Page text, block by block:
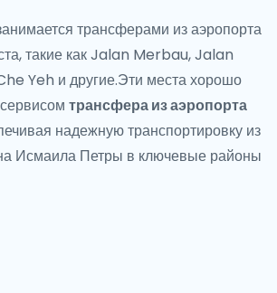
трансферами из аэропорта
такие как Jalan Merbau, Jalan
Yeh и другие.Эти места хорошо
трансфера из аэропорта
надежную транспортировку из
Исмаила Петры в ключевые районы